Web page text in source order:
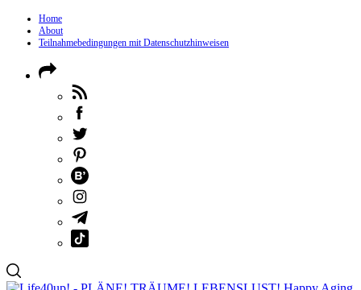
Home
About
Teilnahmebedingungen mit Datenschutzhinweisen